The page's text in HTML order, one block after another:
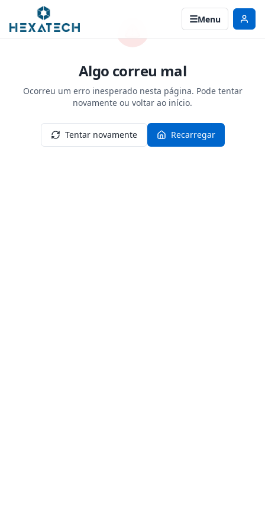
Menu
Algo correu mal
Ocorreu um erro inesperado nesta página. Pode tentar
novamente ou voltar ao início.
Tentar novamente Recarregar